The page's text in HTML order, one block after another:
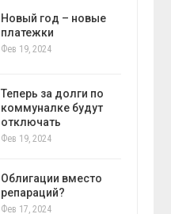
Новый год – новые
платежки
Фев 19, 2024
Теперь за долги по
коммуналке будут
отключать
Фев 19, 2024
Облигации вместо
репараций?
Фев 17, 2024